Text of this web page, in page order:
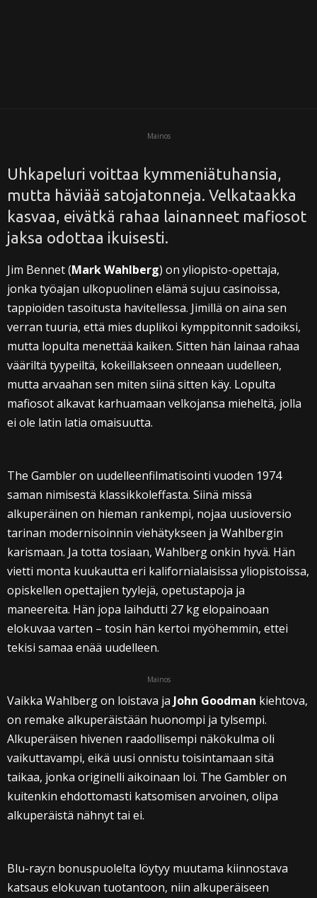
Mainos
Uhkapeluri voittaa kymmeniätuhansia,
mutta häviää satojatonneja. Velkataakka
kasvaa, eivätkä rahaa lainanneet mafiosot
jaksa odottaa ikuisesti.
Jim Bennet (Mark Wahlberg) on yliopisto-opettaja,
jonka työajan ulkopuolinen elämä sujuu casinoissa,
tappioiden tasoitusta havitellessa. Jimillä on aina sen
verran tuuria, että mies duplikoi kymppitonnit sadoiksi,
mutta lopulta menettää kaiken. Sitten hän lainaa rahaa
vääriltä tyypeiltä, kokeillakseen onneaan uudelleen,
mutta arvaahan sen miten siinä sitten käy. Lopulta
mafiosot alkavat karhuamaan velkojansa mieheltä, jolla
ei ole latin latia omaisuutta.
The Gambler on uudelleenfilmatisointi vuoden 1974
saman nimisestä klassikkoleffasta. Siinä missä
alkuperäinen on hieman rankempi, nojaa uusioversio
tarinan modernisoinnin viehätykseen ja Wahlbergin
karismaan. Ja totta tosiaan, Wahlberg onkin hyvä. Hän
vietti monta kuukautta eri kalifornialaisissa yliopistoissa,
opiskellen opettajien tyylejä, opetustapoja ja
maneereita. Hän jopa laihdutti 27 kg elopainoaan
elokuvaa varten – tosin hän kertoi myöhemmin, ettei
tekisi samaa enää uudelleen.
Mainos
Vaikka Wahlberg on loistava ja John Goodman kiehtova,
on remake alkuperäistään huonompi ja tylsempi.
Alkuperäisen hivenen raadollisempi näkökulma oli
vaikuttavampi, eikä uusi onnistu toisintamaan sitä
taikaa, jonka originelli aikoinaan loi. The Gambler on
kuitenkin ehdottomasti katsomisen arvoinen, olipa
alkuperäistä nähnyt tai ei.
Blu-ray:n bonuspuolelta löytyy muutama kiinnostava
katsaus elokuvan tuotantoon, niin alkuperäiseen